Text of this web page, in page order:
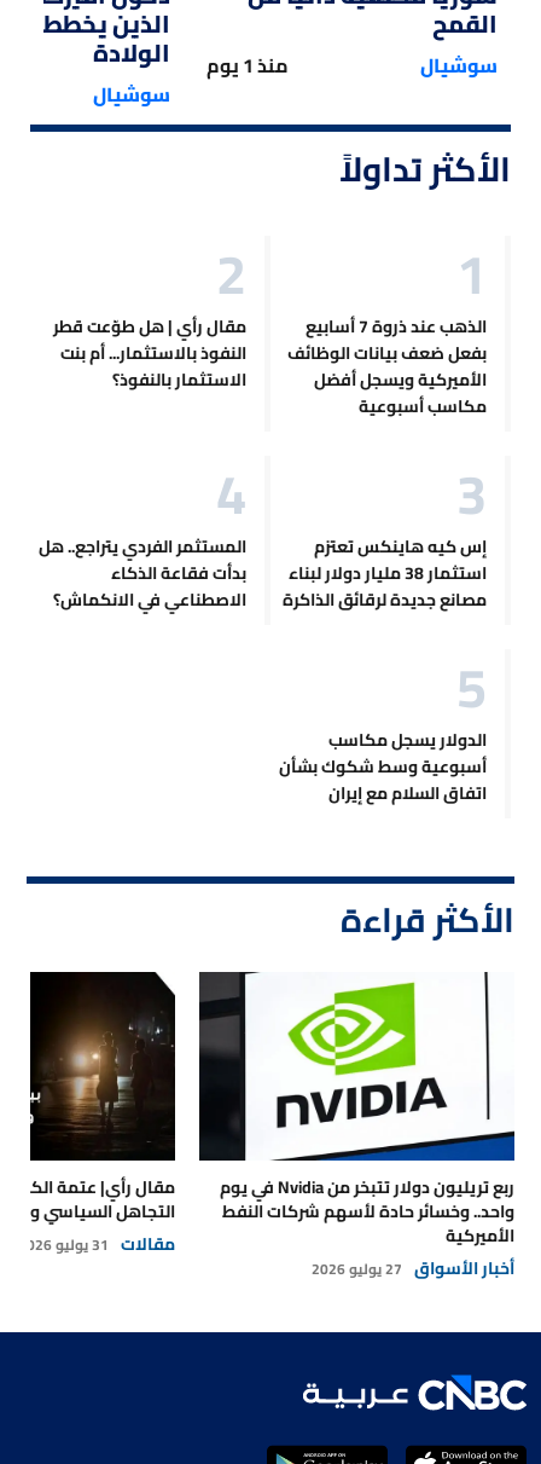
القمح
سوشيال منذ 1 يوم
الذين يخططون
الولادة
سوشيال
الأكثر تداولاً
الذهب عند ذروة 7 أسابيع
بفعل ضعف بيانات الوظائف
الأميركية ويسجل أفضل
مكاسب أسبوعية
مقال رأي | هل طوّعت قطر
النفوذ بالاستثمار... أم بنت
الاستثمار بالنفوذ؟
إس كيه هاينكس تعتزم
استثمار 38 مليار دولار لبناء
مصانع جديدة لرقائق الذاكرة
المستثمر الفردي يتراجع.. هل
بدأت فقاعة الذكاء
الاصطناعي في الانكماش؟
الدولار يسجل مكاسب
أسبوعية وسط شكوك بشأن
اتفاق السلام مع إيران
الأكثر قراءة
ربع تريليون دولار تتبخر من Nvidia في يوم
واحد.. وخسائر حادة لأسهم شركات النفط
الأميركية
أخبار الأسواق 27 يوليو 2026
مقال رأي| عتمة
التجاهل السياسي
مقالات 31 يوليو 2026